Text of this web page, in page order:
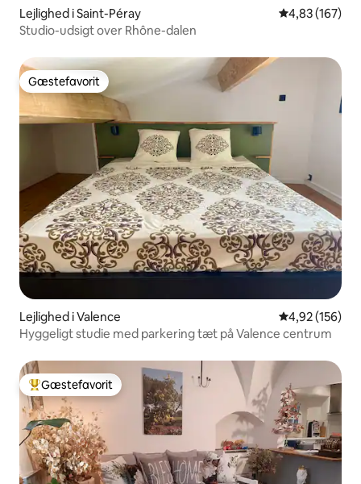
Lejlighed i Saint-Péray 4,83 ud af 5 i
4,83 (167)
Studio-udsigt over Rhône-dalen
Gæstefavorit
Gæstefavorit
Lejlighed i Valence 4,92 ud af 5 i
4,92 (156)
Hyggeligt studie med parkering tæt på Valence centrum
Bedste gæstefavorit
Gæstefavorit